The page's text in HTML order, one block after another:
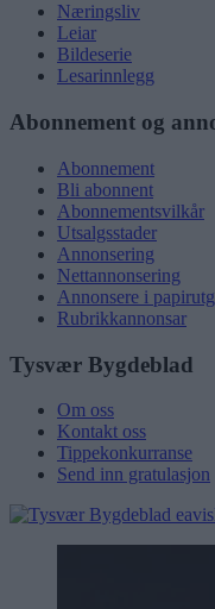
Næringsliv
Leiar
Bildeserie
Lesarinnlegg
Abonnement og
Abonnement
Bli abonnent
Abonnementsvilkår
Utsalgsstader
Annonsering
Nettannonsering
Annonsere i
Rubrikkannonsar
Tysvær Bygdeblad
Om oss
Kontakt oss
Tippekonkurranse
Send inn gratulasjon